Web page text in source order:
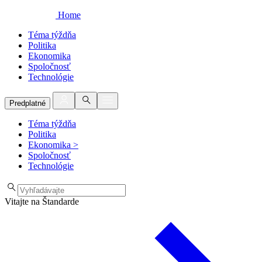
Home
Téma týždňa
Politika
Ekonomika
Spoločnosť
Technológie
Predplatné
Téma týždňa
Politika
Ekonomika >
Spoločnosť
Technológie
Vitajte na Štandarde